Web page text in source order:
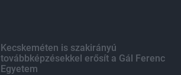
Kecskeméten is szakirányú
továbbképzésekkel erősít a Gál Ferenc
Egyetem